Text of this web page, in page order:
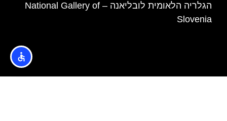
הגלריה הלאומית לובליאנה – National Gallery of
Slovenia